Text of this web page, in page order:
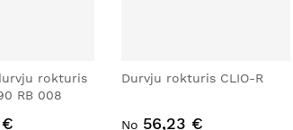
rokturis
RB 008
€
Durvju rokturis CLIO-R
No 56,23 €